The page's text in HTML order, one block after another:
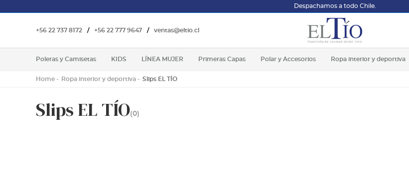
Despachamos a todo Chile.
+56 22 737 8172 / +56 22 777 9647 / ventas@eltio.cl
Poleras y Camisetas KIDS LÍNEA MUJER Primeras Capas Polar y Accesorios Ropa interior y deportiva
Home Ropa interior y deportiva Slips EL TÍO
Slips EL TÍO(0)